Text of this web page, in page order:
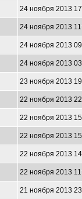
24 ноября 2013
24 ноября 2013
24 ноября 2013
24 ноября 2013
23 ноября 2013
22 ноября 2013
22 ноября 2013
22 ноября 2013
22 ноября 2013
22 ноября 2013
21 ноября 2013